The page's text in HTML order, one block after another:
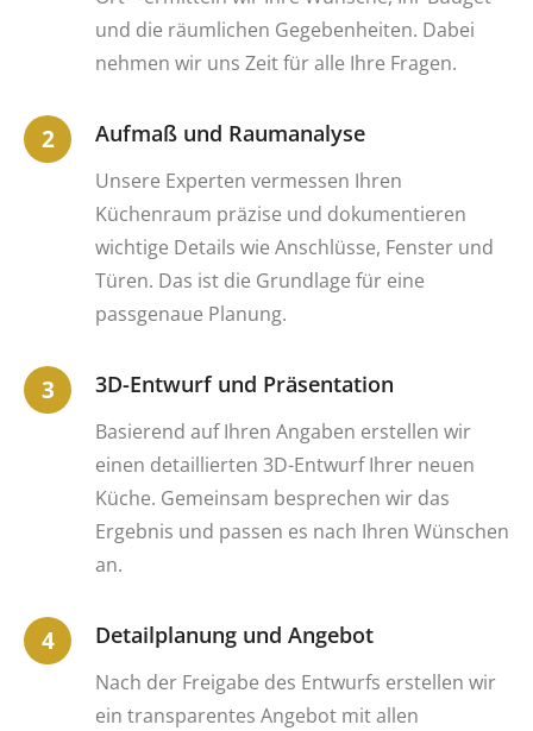
und die räumlichen Gegebenheiten. Dabei
nehmen wir uns Zeit für alle Ihre Fragen.
Aufmaß und Raumanalyse
Unsere Experten vermessen Ihren
Küchenraum präzise und dokumentieren
wichtige Details wie Anschlüsse, Fenster und
Türen. Das ist die Grundlage für eine
passgenaue Planung.
3D-Entwurf und Präsentation
Basierend auf Ihren Angaben erstellen wir
einen detaillierten 3D-Entwurf Ihrer neuen
Küche. Gemeinsam besprechen wir das
Ergebnis und passen es nach Ihren Wünschen
an.
Detailplanung und Angebot
Nach der Freigabe des Entwurfs erstellen wir
ein transparentes Angebot mit allen